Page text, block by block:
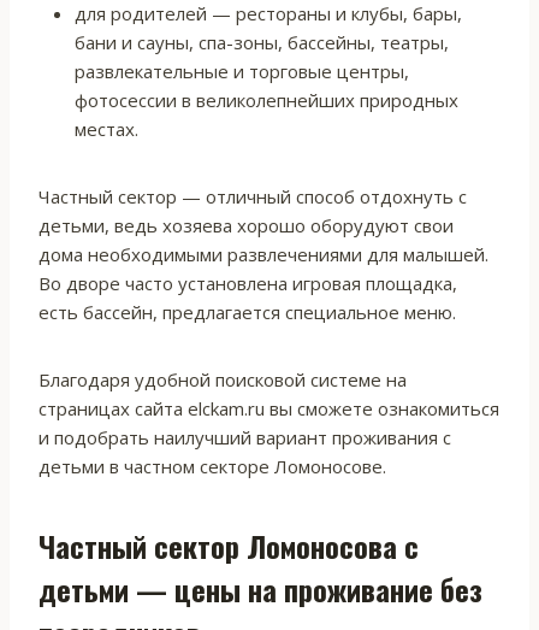
для родителей — рестораны и клубы, бары,
бани и сауны, спа-зоны, бассейны, театры,
развлекательные и торговые центры,
фотосессии в великолепнейших природных
местах.
Частный сектор — отличный способ отдохнуть с
детьми, ведь хозяева хорошо оборудуют свои
дома необходимыми развлечениями для малышей.
Во дворе часто установлена игровая площадка,
есть бассейн, предлагается специальное меню.
Благодаря удобной поисковой системе на
страницах сайта elckam.ru вы сможете ознакомиться
и подобрать наилучший вариант проживания с
детьми в частном секторе Ломоносове.
Частный сектор Ломоносова с
детьми — цены на проживание без